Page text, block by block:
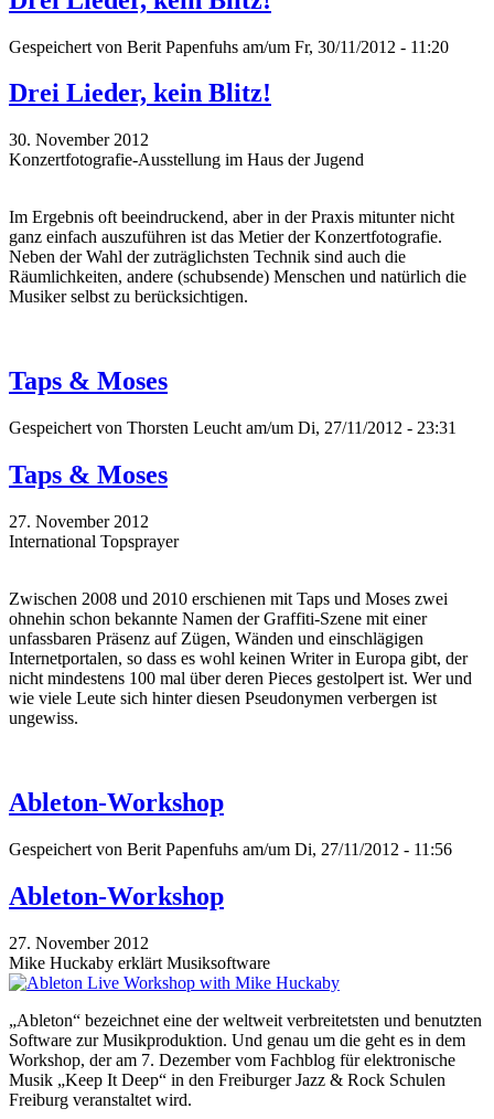
Gespeichert von Berit Papenfuhs am/um Fr, 30/11/2012 - 11:20
Drei Lieder, kein Blitz!
30. November 2012
Konzertfotografie-Ausstellung im Haus der Jugend
Im Ergebnis oft beeindruckend, aber in der Praxis mitunter nicht
ganz einfach auszuführen ist das Metier der Konzertfotografie.
Neben der Wahl der zuträglichsten Technik sind auch die
Räumlichkeiten, andere (schubsende) Menschen und natürlich die
Musiker selbst zu berücksichtigen.
Taps & Moses
Gespeichert von Thorsten Leucht am/um Di, 27/11/2012 - 23:31
Taps & Moses
27. November 2012
International Topsprayer
Zwischen 2008 und 2010 erschienen mit Taps und Moses zwei
ohnehin schon bekannte Namen der Graffiti-Szene mit einer
unfassbaren Präsenz auf Zügen, Wänden und einschlägigen
Internetportalen, so dass es wohl keinen Writer in Europa gibt, der
nicht mindestens 100 mal über deren Pieces gestolpert ist. Wer und
wie viele Leute sich hinter diesen Pseudonymen verbergen ist
ungewiss.
Ableton-Workshop
Gespeichert von Berit Papenfuhs am/um Di, 27/11/2012 - 11:56
Ableton-Workshop
27. November 2012
Mike Huckaby erklärt Musiksoftware
„Ableton“ bezeichnet eine der weltweit verbreitetsten und benutzten
Software zur Musikproduktion. Und genau um die geht es in dem
Workshop, der am 7. Dezember vom Fachblog für elektronische
Musik „Keep It Deep“ in den Freiburger Jazz & Rock Schulen
Freiburg veranstaltet wird.